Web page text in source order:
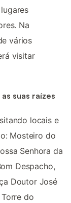
Na
vários
visitar
suas raízes
locais e
Mosteiro do
Senhora da
Despacho,
Doutor José
do